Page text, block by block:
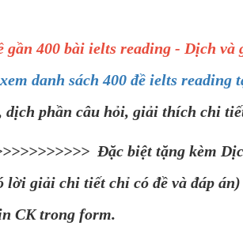
gần 400 bài ielts reading - Dịch
xem danh sách 400 đề ielts reading
dịch phần câu hỏi, giải thích chi
Đặc biệt tặng kèm Dịch và
lời giải chi tiết chỉ có đề và đáp
CK trong form.